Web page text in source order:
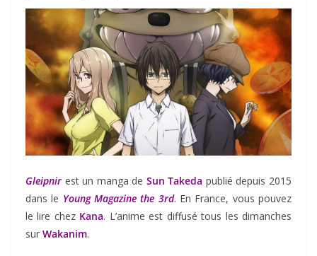
Gleipnir est un manga de Sun Takeda publié depuis 2015
dans le Young Magazine the 3rd. En France, vous pouvez
le lire chez Kana. L’anime est diffusé tous les dimanches
sur Wakanim.